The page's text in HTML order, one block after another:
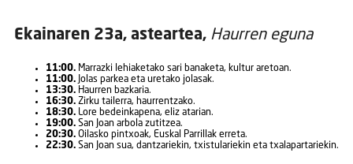
Ekainaren 23a, asteartea, Haurren eguna
11:00.Marrazki lehiaketako sari banaketa, kultur aretoan.
11:00.Jolas parkea eta uretako jolasak.
13:30.Haurren bazkaria.
16:30.Zirku tailerra, haurrentzako.
18:30.Lore bedeinkapena, eliz atarian.
19:00.San Joan arbola zutitzea.
20:30.Oilasko pintxoak, Euskal Parrillak erreta.
22:30.San Joan sua, dantzariekin, txistulariekin eta txalapartariekin.